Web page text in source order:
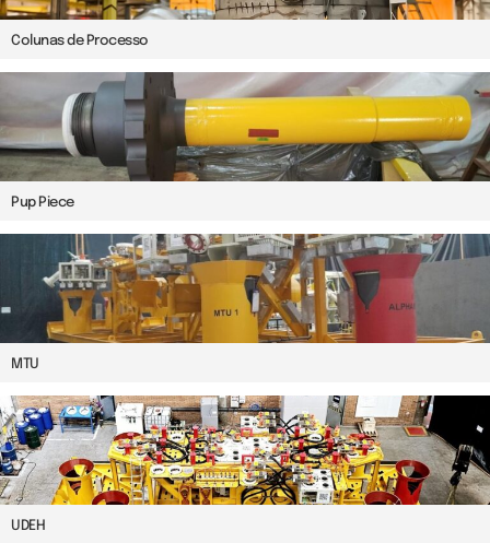
Colunas de Processo
Pup Piece
MTU
UDEH